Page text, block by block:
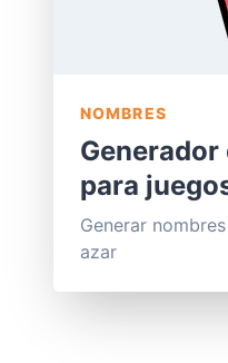
NOMBRES
Generador
para
Generar
azar